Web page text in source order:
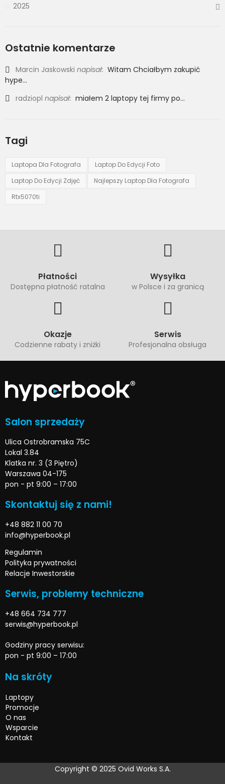
2025
Ostatnie komentarze
Marcin Jaskowski napisał: Witam Chciałbym zakupić
hype...
radziopl napisał: miałem 2 laptopy tej firmy po...
Tagi
Laptopa Dla Fotografa
Laptop Do Edycji Foto
Laptop Do Edycji Zdjęć
Najlepszy Laptop Dla Fotografa
Rtx5070ti
Płatności
Dostępna płatność ratalna
Wysyłka
w Polsce i za granicą
Okazje
Codzienne rabaty i zniżki
Serwis
Profesjonalna obsługa
Salon sprzedaży
Ulica Ostrobramska 75C
Lokal 3.84
Klatka nr. 3 (3 Piętro)
Warszawa 04-175
pon - pt 9:00 – 17:00
Skontaktuj się z nami!
+48 882 11 00 70
info@hyperbook.pl
Regulamin
Polityka prywatności
Relacje Inwestorskie
Serwis, problemy techniczne
+48 664 734 777
serwis@hyperbook.pl
Godziny pracy serwisu:
pon - pt 9:00 – 17:00
Na skróty
Laptopy
Promocje
O nas
Wsparcie
Kontakt
Copyright © 2025 Ovid Works S.A.